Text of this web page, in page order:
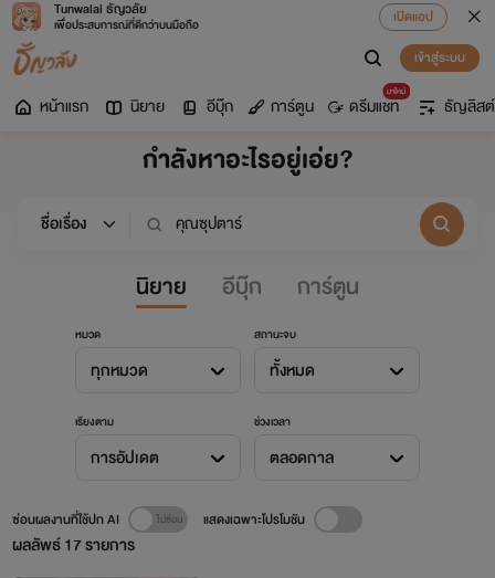
Tunwalai ธัญวลัย
เพื่อประสบการณ์ที่ดีกว่าบนมือถือ
เปิดแอป
เข้าสู่ระบบ
หน้าแรก นิยาย อีบุ๊ก การ์ตูน
มาใหม่
ดรีมแชท ธัญลิสต์
กำลังหาอะไรอยู่เอ่ย?
นิยาย อีบุ๊ก การ์ตูน
หมวด
ทุกหมวด
สถานะจบ
ทั้งหมด
เรียงตาม
การอัปเดต
ช่วงเวลา
ตลอดกาล
ผลลัพธ์17รายการ
ซ่อนผลงานที่ใช้ปก AI แสดงเฉพาะโปรโมชัน